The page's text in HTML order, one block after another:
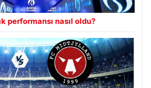
performansı nasıl oldu?